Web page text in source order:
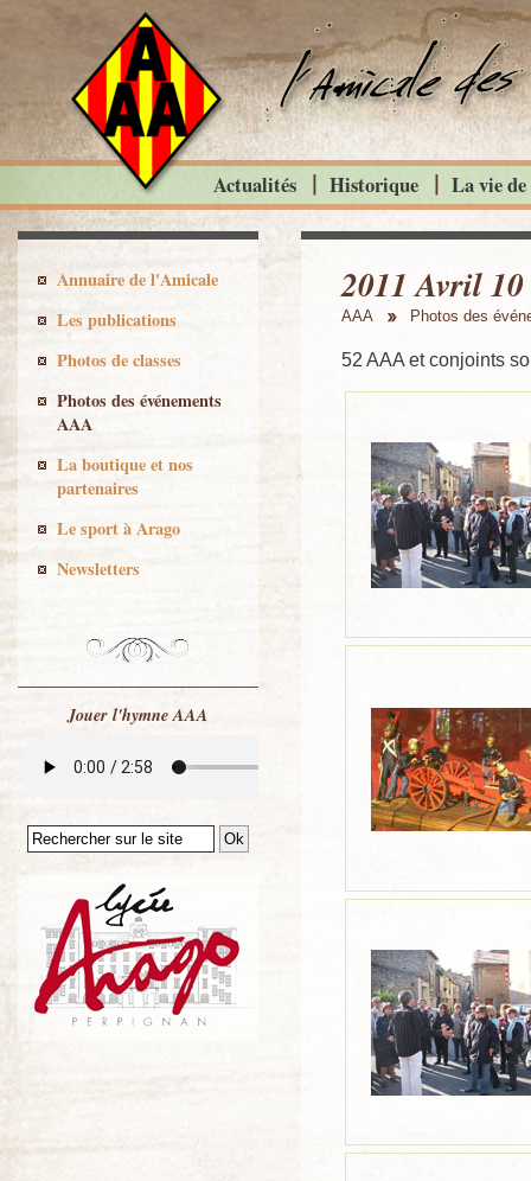
2011 Avril
AAA Photos des
52 AAA et conjoints
Actualités Historique La vie
Annuaire de l'Amicale
Les publications
Photos de classes
Photos des événements
AAA
La boutique et nos
partenaires
Le sport à Arago
Newsletters
Jouer l'hymne AAA